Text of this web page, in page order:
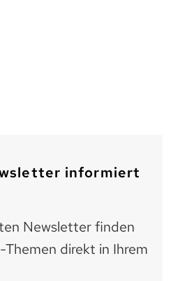
informiert
Newsletter finden
direkt in Ihrem